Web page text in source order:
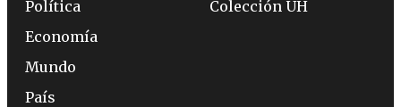
Política
Economía
Mundo
País
Colección ÚH